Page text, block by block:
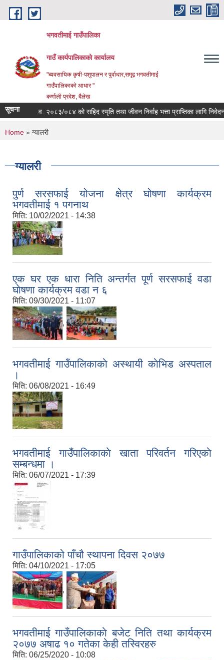
Skip to main content
भगवतीमाई गाउँपालिका
गाउँ कार्यपालिकाको कार्यालय
"ब्यवसायिक कृषी-पशुपालन र पुर्वाधार,समृद्ब भगवतीमाई
गाउँपालिकाको आधार "
कर्णाली प्रदेश, दैलेख
सूचना
विषयः आ.व. २०८३/०८४ को सहिद स्मृति तथा जीवन निर्वाह भत्ता प्राप्तिका लागि निवेदन
You are here
Home » ग्यालरी
ग्यालरी
पुर्ण सरसफाई योजना क्षेत्र घोषणा कार्यक्रम
भगवतीमाई १ पगनाथ
मिति: 10/02/2021 - 14:38
एक घर एक धारा निति अन्तर्गत पूर्ण सरसफाई वडा
घाेषणा कार्यक्रम वडा न ६
मिति: 09/30/2021 - 11:07
,
भगवतीमाई गाउँपालिकाकाे अस्थायी काेभिड अस्पताल
।
मिति: 06/08/2021 - 16:49
भगवतीमाई गाउँपालिकाकाे खाता परिवर्तन गरिएकाे
सम्बन्धमा ।
मिति: 06/07/2021 - 17:39
गाउँपालिकाको पाँचौ स्थापना दिवस २०७७
मिति: 04/10/2021 - 17:05
,
भगवतीमाई गाउँपालिकाकाे बजेट निति तथा कार्यक्रम
२०७७ अषाढ १० गतेका केही तस्विरहरु
मिति: 06/25/2020 - 10:08